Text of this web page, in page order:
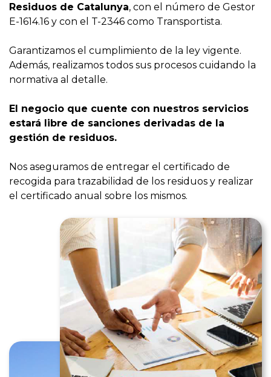
Residuos de Catalunya, con el número de Gestor
E-1614.16 y con el T-2346 como Transportista.
Garantizamos el cumplimiento de la ley vigente.
Además, realizamos todos sus procesos cuidando la
normativa al detalle.
El negocio que cuente con nuestros servicios
estará libre de sanciones derivadas de la
gestión de residuos.
Nos aseguramos de entregar el certificado de
recogida para trazabilidad de los residuos y realizar
el certificado anual sobre los mismos.